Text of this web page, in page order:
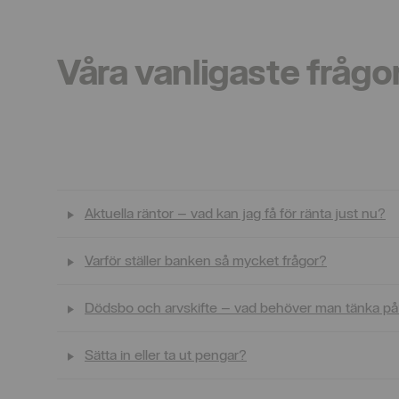
Våra vanligaste
Aktuella räntor – vad kan jag få för ränta just nu?
Varför ställer banken så mycket frågor?
Dödsbo och arvskifte – vad behöver man tänka
Sätta in eller ta ut pengar?